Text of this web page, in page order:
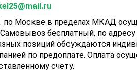
по Москве в пределах МКАД
бесплатный, по
позиций обсуждаются
по предоплате. Оплата
счету.